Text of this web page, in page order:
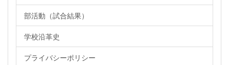
部活動（試合結果）
学校沿革史
プライバシーポリシー